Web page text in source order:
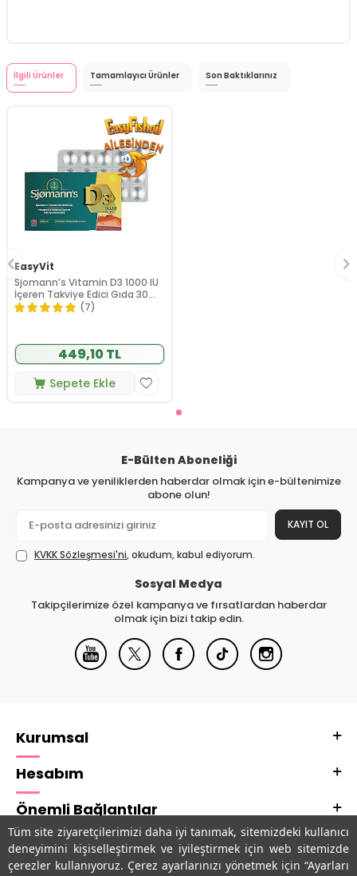
Tüm site ziyaretçilerimizi daha iyi tanımak, sitemizdeki kullanıcı
deneyimini kişiselleştirmek ve iyileştirmek için web sitemizde
çerezler kullanıyoruz. Çerez ayarlarınızı yönetmek için “Ayarları
İlgili Ürünler Tamamlayıcı Ürünler Son Baktıklarınız
EasyVit
Sjomann’s Vitamin D3 1000 IU
İçeren Takviye Edici Gıda 30
Adet Çiğnenebilir Jel Form
(7)
449,10 TL
Sepete Ekle
E-Bülten Aboneliği
Kampanya ve yeniliklerden haberdar olmak için e-bültenimize
abone olun!
KAYIT OL
KVKK Sözleşmesi'ni, okudum, kabul ediyorum.
Sosyal Medya
Takipçilerimize özel kampanya ve fırsatlardan haberdar
olmak için bizi takip edin.
Kurumsal
Hesabım
Önemli Bağlantılar
Adres & İletişim